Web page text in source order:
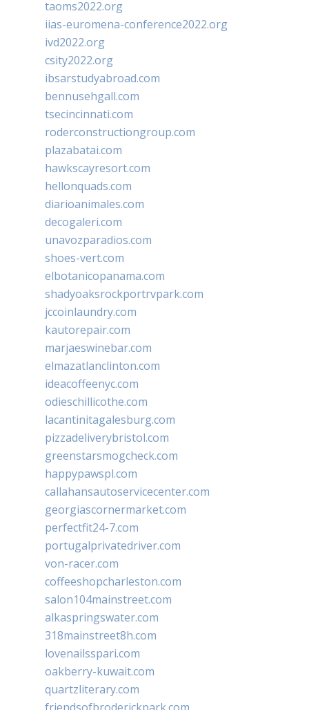
taoms2022.org
iias-euromena-conference2022.org
ivd2022.org
csity2022.org
ibsarstudyabroad.com
bennusehgall.com
tsecincinnati.com
roderconstructiongroup.com
plazabatai.com
hawkscayresort.com
hellonquads.com
diarioanimales.com
decogaleri.com
unavozparadios.com
shoes-vert.com
elbotanicopanama.com
shadyoaksrockportrvpark.com
jccoinlaundry.com
kautorepair.com
marjaeswinebar.com
elmazatlanclinton.com
ideacoffeenyc.com
odieschillicothe.com
lacantinitagalesburg.com
pizzadeliverybristol.com
greenstarsmogcheck.com
happypawspl.com
callahansautoservicecenter.com
georgiascornermarket.com
perfectfit24-7.com
portugalprivatedriver.com
von-racer.com
coffeeshopcharleston.com
salon104mainstreet.com
alkaspringswater.com
318mainstreet8h.com
lovenailsspari.com
oakberry-kuwait.com
quartzliterary.com